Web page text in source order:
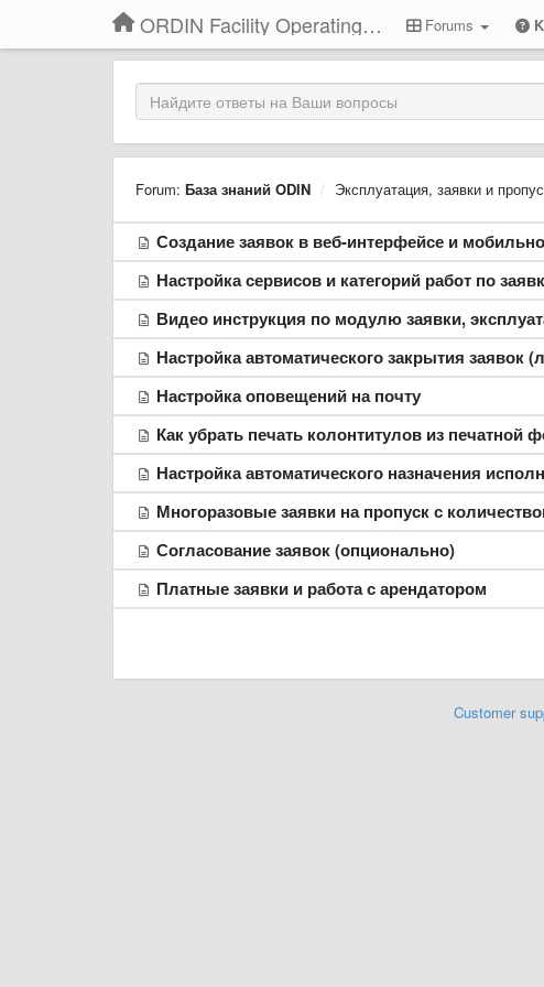
ORDIN Facility Operating System Forums
Forum: База знаний ODIN Эксплуатация, заявки и
Создание заявок в веб-интерфейсе и
Настройка сервисов и категорий работ по
Видео инструкция по модулю заявки,
Настройка автоматического закрытия заявок
Настройка оповещений на почту
Как убрать печать колонтитулов из печатной
Настройка автоматического назначения
Многоразовые заявки на пропуск с
Согласование заявок (опционально)
Платные заявки и работа с арендатором
Customer